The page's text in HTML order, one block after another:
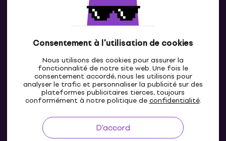
Consentement à l'utilisation de cookies
Nous utilisons des cookies pour assurer la
fonctionnalité de notre site web. Une fois le
consentement accordé, nous les utilisons pour
analyser le trafic et personnaliser la publicité sur des
plateformes publicitaires tierces, toujours
conformément à notre politique deconfidentialité.
D'accord
LU